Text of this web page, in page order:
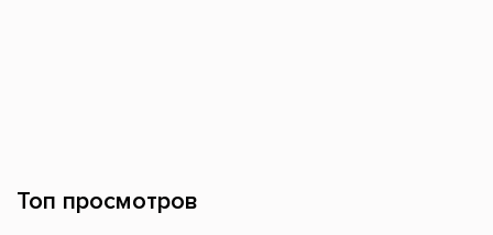
Топ просмотров